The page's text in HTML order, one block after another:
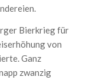
Bierkrieg für
von
Ganz
zwanzig